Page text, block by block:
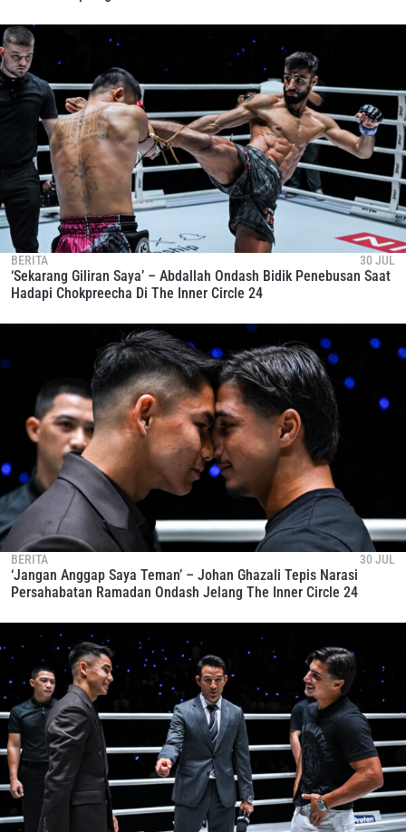
BERITA 30 JUL
‘Sekarang Giliran Saya’ – Abdallah Ondash Bidik Penebusan Saat
Hadapi Chokpreecha Di The Inner Circle 24
BERITA 30 JUL
‘Jangan Anggap Saya Teman’ – Johan Ghazali Tepis Narasi
Persahabatan Ramadan Ondash Jelang The Inner Circle 24